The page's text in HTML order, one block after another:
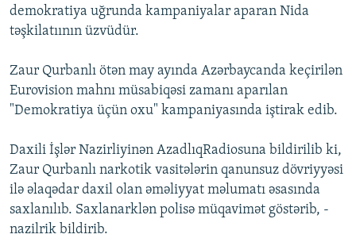
VIDEO
İNFOQRAFIKA
KARIKATURA
RADIO ARXIV
AZƏRBAYCAN ƏDƏBIYYATI KITABXANASI
İSLAM VƏ DEMOKRATIYA
HAQQIMIZDA
MISSIYAMIZ
PEŞƏ ETIKASI VƏ JURNALISTIKA STANDARTLARIMIZ
AZADLIQRADIOSU MOBIL TELEFONUNUZDA
BIZIMLƏ ƏLAQƏ
XƏBƏR BÜLLETENLƏRIMIZ
BIZI IZLƏ
RFE/RL-in bütün saytları
demokratiya uğrunda kampaniyalar aparan Nida
təşkilatıının üzvüdür.
Zaur Qurbanlı ötən may ayında Azərbaycanda keçirilən
Eurovision mahnı müsabiqəsi zamanı aparılan
"Demokratiya üçün oxu" kampaniyasında iştirak edib.
Daxili İşlər Nazirliyinən AzadlıqRadiosuna bildirilib ki,
Zaur Qurbanlı narkotik vasitələrin qanunsuz dövriyyəsi
ilə əlaqədar daxil olan əməliyyat məlumatı əsasında
saxlanılıb. Saxlanarklən polisə müqavimət göstərib, -
nazilrik bildirib.